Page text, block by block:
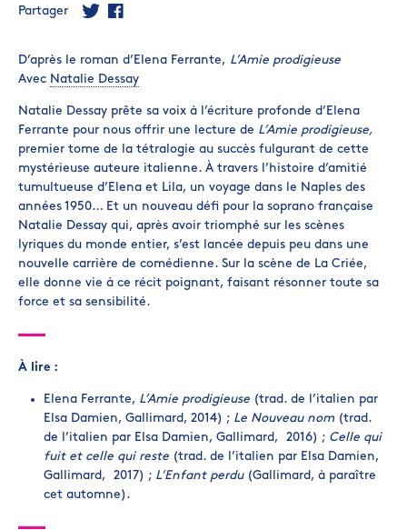
Partager
D’après le roman d’Elena Ferrante, L’Amie prodigieuse
Avec Natalie Dessay
Natalie Dessay prête sa voix à l’écriture profonde d’Elena
Ferrante pour nous offrir une lecture de L’Amie prodigieuse,
premier tome de la tétralogie au succès fulgurant de cette
mystérieuse auteure italienne. À travers l’histoire d’amitié
tumultueuse d’Elena et Lila, un voyage dans le Naples des
années 1950… Et un nouveau défi pour la soprano française
Natalie Dessay qui, après avoir triomphé sur les scènes
lyriques du monde entier, s’est lancée depuis peu dans une
nouvelle carrière de comédienne. Sur la scène de La Criée,
elle donne vie à ce récit poignant, faisant résonner toute sa
force et sa sensibilité.
À lire :
Elena Ferrante, L’Amie prodigieuse (trad. de l’italien par
Elsa Damien, Gallimard, 2014) ; Le Nouveau nom(trad.
de l’italien par Elsa Damien, Gallimard, 2016) ; Celle qui
fuit et celle qui reste (trad. de l’italien par Elsa Damien,
Gallimard, 2017) ; L’Enfant perdu(Gallimard, à paraître
cet automne).